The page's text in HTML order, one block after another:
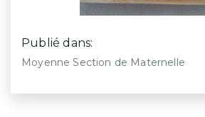
Publié dans:
Moyenne Section de Maternelle